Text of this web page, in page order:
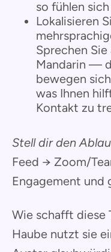
so fühlen
Lokalisieren
Sprechen
Mandarin —
bewegen
was Ihnen
Kontakt zu
Stell dir den
Feed → Zoom/
Engagement und
Wie schafft diese
Haube nutzt sie